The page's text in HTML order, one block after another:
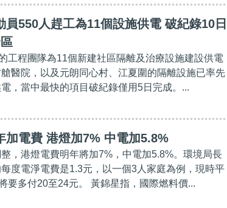
員550人趕工為11個設施供電 破紀錄10日
工程團隊為11個新建社區隔離及治療設施建設供電
醫院，以及元朗同心村、江夏圍的隔離設施已率先
，當中最快的項目破紀錄僅用5日完成。...
加電費 港燈加7% 中電加5.8%
，港燈電費明年將加7%，中電加5.8%。環境局長
度電淨電費是1.3元，以一個3人家庭為例，現時平
要多付20至24元。 黃錦星指，國際燃料價...